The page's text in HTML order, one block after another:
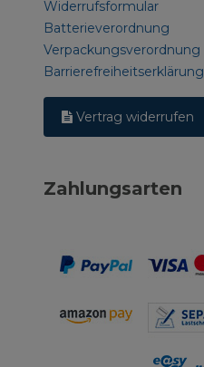
Widerrufsformular
Batterieverordnung
Verpackungsverordnung
Barrierefreiheitserklärung
Vertrag widerrufen
Zahlungsarten